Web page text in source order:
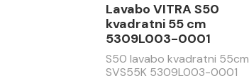
Lavabo VITRA S50
kvadratni 55 cm
5309L003-0001
S50 lavabo kvadratni 55cm
SVS55K 5309L003-0001